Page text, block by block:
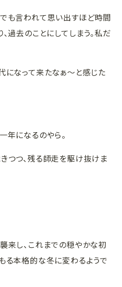
も言われて思い出すほど時間
過去のことにしてしまう。私だ
になって来たなぁ～と感じた
になるのやら。
つつ、残る師走を駆け抜けま
来し、これまでの穏やかな初
る本格的な冬に変わるようで